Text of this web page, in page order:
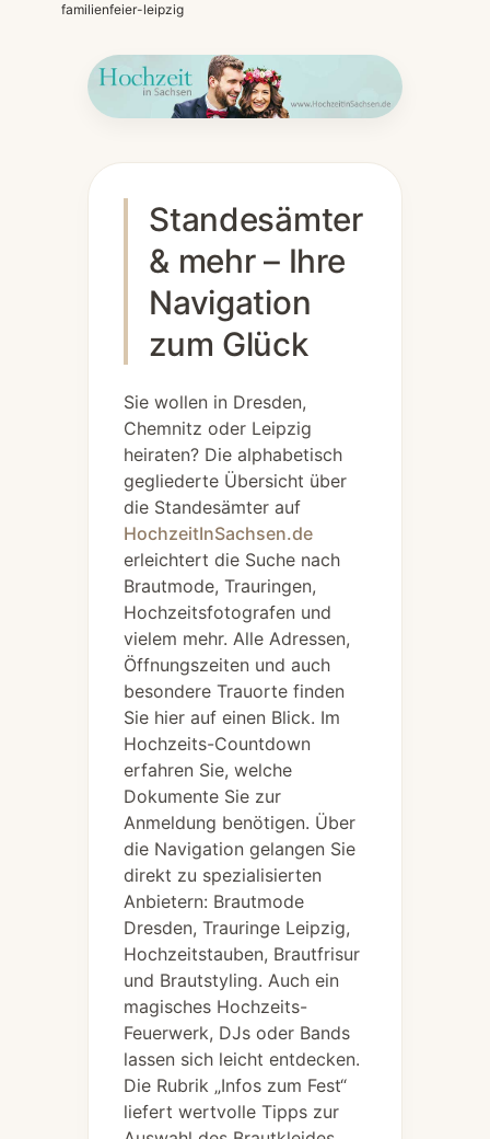
familienfeier-leipzig
Standesämter
& mehr – Ihre
Navigation
zum Glück
Sie wollen in Dresden,
Chemnitz oder Leipzig
heiraten? Die alphabetisch
gegliederte Übersicht über
die Standesämter auf
HochzeitInSachsen.de
erleichtert die Suche nach
Brautmode, Trauringen,
Hochzeitsfotografen und
vielem mehr. Alle Adressen,
Öffnungszeiten und auch
besondere Trauorte finden
Sie hier auf einen Blick. Im
Hochzeits-Countdown
erfahren Sie, welche
Dokumente Sie zur
Anmeldung benötigen. Über
die Navigation gelangen Sie
direkt zu spezialisierten
Anbietern: Brautmode
Dresden, Trauringe Leipzig,
Hochzeitstauben, Brautfrisur
und Brautstyling. Auch ein
magisches Hochzeits-
Feuerwerk, DJs oder Bands
lassen sich leicht entdecken.
Die Rubrik „Infos zum Fest“
liefert wertvolle Tipps zur